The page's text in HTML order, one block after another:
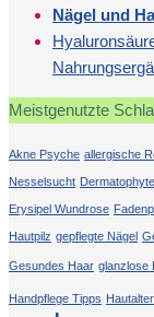
Nägel und
Meistgenutzte
Akne Psyche allergische
Nesselsucht
Erysipel Wundrose
Hautpilz gepflegte Nägel
Gesundes Haar glanzlose
Handpflege Tipps